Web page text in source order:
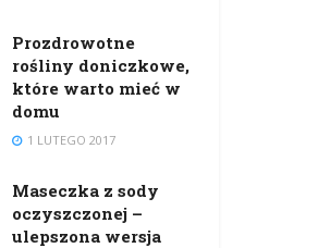
Prozdrowotne
rośliny doniczkowe,
które warto mieć w
domu
1 LUTEGO 2017
Maseczka z sody
oczyszczonej –
ulepszona wersja